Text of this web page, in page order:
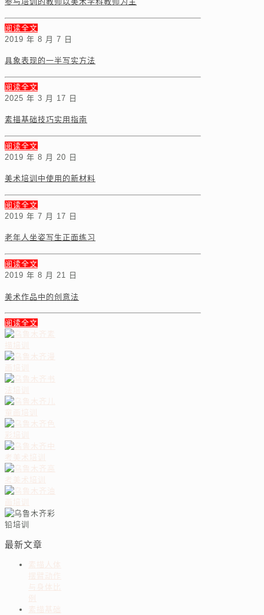
阅读全文
2019 年 8 月 7 日
具象表现的一半写实方法
阅读全文
2025 年 3 月 17 日
素描基础技巧实用指南
阅读全文
2019 年 8 月 20 日
美术培训中使用的新材料
阅读全文
2019 年 7 月 17 日
老年人坐姿写生正面练习
阅读全文
2019 年 8 月 21 日
美术作品中的创意法
阅读全文
最新文章
素描人体
摆臂动作
与身体比
例
素描基础